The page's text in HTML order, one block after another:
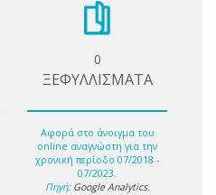
0
ΞΕΦΥΛΛΙΣΜΑΤΑ
Αφορά στο άνοιγμα του
online αναγνώστη για την
χρονική περίοδο 07/2018 -
07/2023.
Πηγή: Google Analytics.